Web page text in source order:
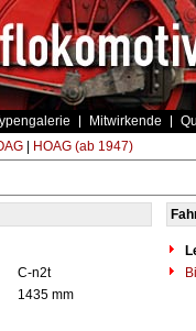
Mitwirkende
| HOAG (ab 1947)
C-n2t
1435 mm